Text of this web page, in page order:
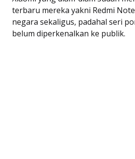
terbaru mereka yakni Redmi
negara sekaligus, padahal seri
belum diperkenalkan ke publik.